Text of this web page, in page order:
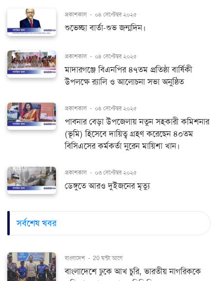
প্রকাশকাল - ০৪ সেপ্টেম্বর ২০২৫
শুভেচ্ছা বার্তা-শুভ জন্মদিন।
প্রকাশকাল - ০৪ সেপ্টেম্বর ২০২৫
মাদারগঞ্জে বিএনপির ৪৭তম প্রতিষ্ঠা বার্ষিকী
উপলক্ষে র‍্যালি ও আলোচনা সভা অনুষ্ঠিত
প্রকাশকাল - ০৪ সেপ্টেম্বর ২০২৫
পাবনার বেড়া উপজেলায় নতুন সহকারী কমিশনার
(ভূমি) হিসেবে দায়িত্ব গ্রহণ করেছেন ৪০তম
বিসিএসের কর্মকর্তা নুরেন মায়িশা খান।
প্রকাশকাল - ০৩ সেপ্টেম্বর ২০২৫
ডেঙ্গুতে আরও দুইজনের মৃত্যু
সর্বশেষ খবর
বাংলাদেশ - 20 ঘন্টা আগে
বাংলাদেশে ঢুকে আখ চুরি, ভারতীয় নাগরিককে